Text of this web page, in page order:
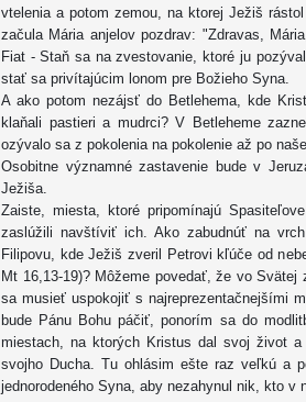
vtelenia a potom zemou, na ktorej Ježiš
začula Mária anjelov pozdrav: "Zdravas,
Fiat - Staň sa na zvestovanie, ktoré ju
stať sa privítajúcim lonom pre Božieho Syna.
A ako potom nezájsť do Betlehema, kde
klaňali pastieri a mudrci? V Betleheme
ozývalo sa z pokolenia na pokolenie až po
Osobitne významné zastavenie bude v
Ježiša.
Zaiste, miesta, ktoré pripomínajú
zaslúžili navštíviť ich. Ako zabudnúť na
Filipovu, kde Ježiš zveril Petrovi kľúče od
Mt 16,13-19)? Môžeme povedať, že vo
sa musieť uspokojiť s najreprezentačnejšími
bude Pánu Bohu páčiť, ponorím sa do
miestach, na ktorých Kristus dal svoj život
svojho Ducha. Tu ohlásim ešte raz veľkú a
jednorodeného Syna, aby nezahynul nik, kto